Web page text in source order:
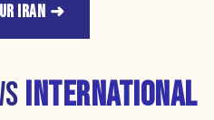
IRAN
INTERNATIONAL